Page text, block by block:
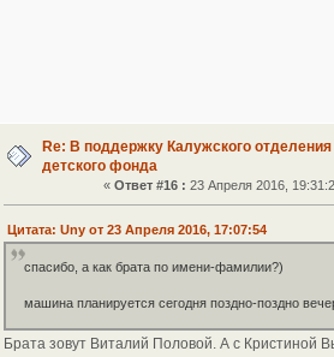
Re: В поддержку Калужского отделения
детского фонда
«Ответ #16 : 23 Апреля 2016,
Цитата: Uny от 23 Апреля 2016, 17:07:54
спасибо, а как брата по имени-фамилии?)
машина планируется сегодня поздно-поздно
Брата зовут Виталий Половой. А с Кристиной